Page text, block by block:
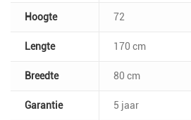
Hoogte 72
Lengte 170 cm
Breedte 80 cm
Garantie 5 jaar